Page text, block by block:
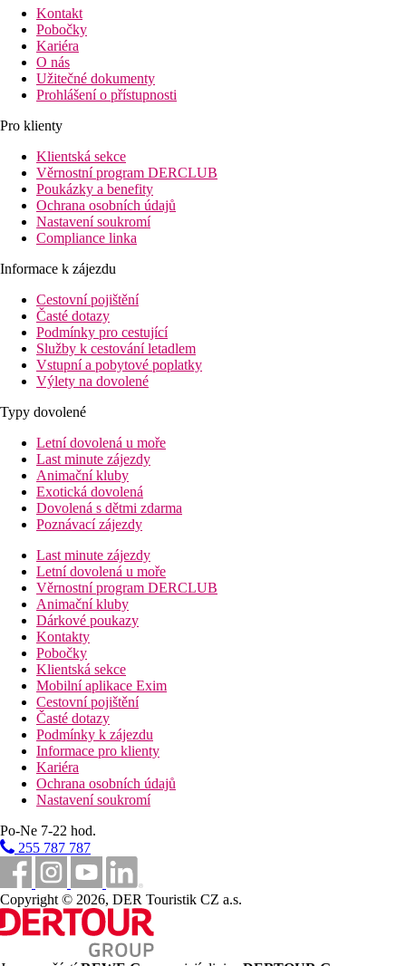
Kontakt
Pobočky
Kariéra
O nás
Užitečné dokumenty
Prohlášení o přístupnosti
Pro klienty
Klientská sekce
Věrnostní program DERCLUB
Poukázky a benefity
Ochrana osobních údajů
Nastavení soukromí
Compliance linka
Informace k zájezdu
Cestovní pojištění
Časté dotazy
Podmínky pro cestující
Služby k cestování letadlem
Vstupní a pobytové poplatky
Výlety na dovolené
Typy dovolené
Letní dovolená u moře
Last minute zájezdy
Animační kluby
Exotická dovolená
Dovolená s dětmi zdarma
Poznávací zájezdy
Last minute zájezdy
Letní dovolená u moře
Věrnostní program DERCLUB
Animační kluby
Dárkové poukazy
Kontakty
Pobočky
Klientská sekce
Mobilní aplikace Exim
Cestovní pojištění
Časté dotazy
Podmínky k zájezdu
Informace pro klienty
Kariéra
Ochrana osobních údajů
Nastavení soukromí
Po-Ne 7-22 hod.
255 787 787
Copyright © 2026, DER Touristik CZ a.s.